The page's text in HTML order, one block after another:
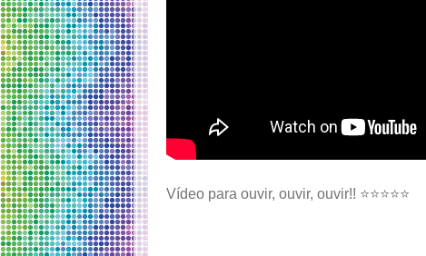
Vídeo para ouvir, ouvir, ouvir!! ⭐⭐⭐⭐⭐